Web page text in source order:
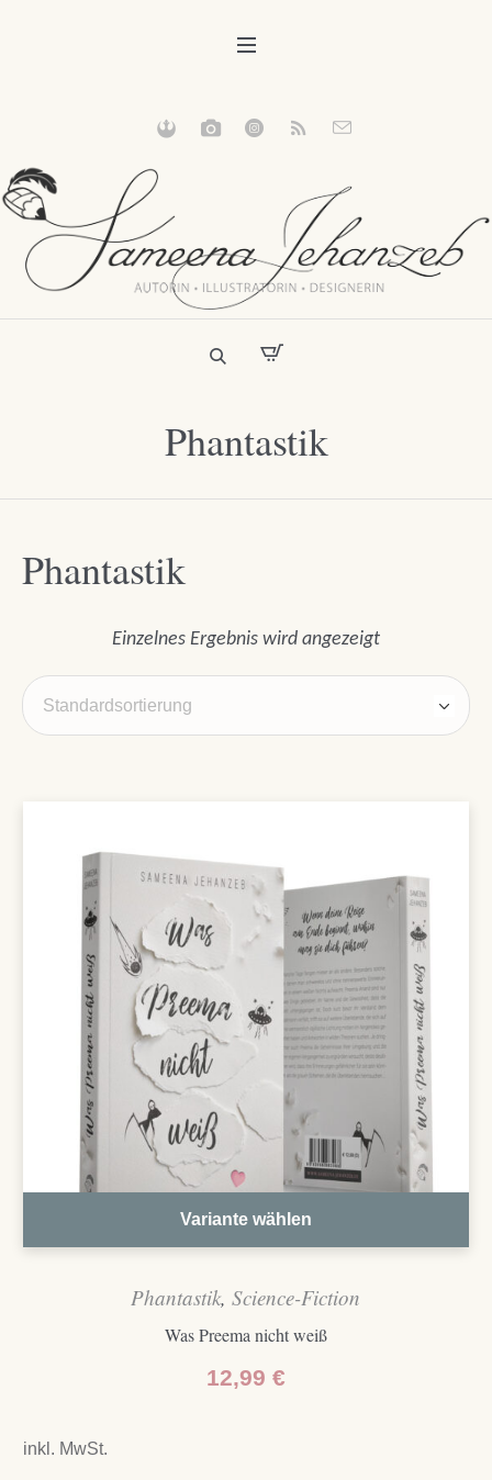
Phantastik
Phantastik
Einzelnes Ergebnis wird angezeigt
Variante wählen
Phantastik,Science-Fiction
Was Preema nicht weiß
12,99 €
inkl. MwSt.